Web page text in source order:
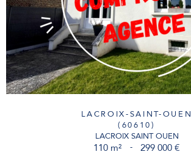
LACROIX-SAINT-OUEN
(60610)
LACROIX SAINT OUEN
110 m² - 299 000 €